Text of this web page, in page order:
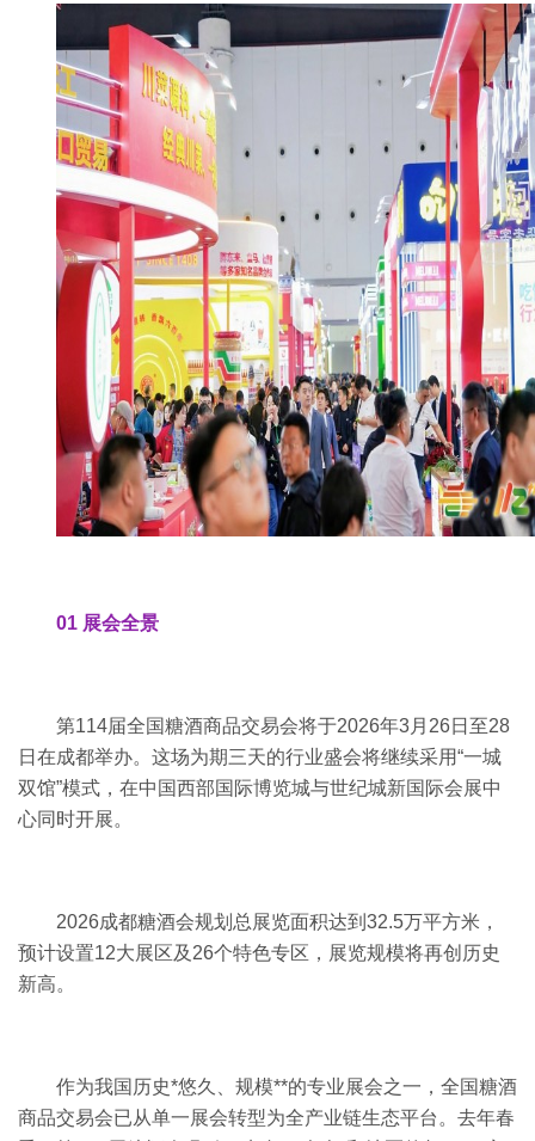
01 展会全景
第114届全国糖酒商品交易会将于2026年3月26日至28
日在成都举办。这场为期三天的行业盛会将继续采用“一城
双馆”模式，在中国西部国际博览城与世纪城新国际会展中
心同时开展。
2026成都糖酒会规划总展览面积达到32.5万平方米，
预计设置12大展区及26个特色专区，展览规模将再创历史
新高。
作为我国历史*悠久、规模**的专业展会之一，全国糖酒
商品交易会已从单一展会转型为全产业链生态平台。去年春